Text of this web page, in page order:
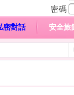
密碼
密對話 安全旅